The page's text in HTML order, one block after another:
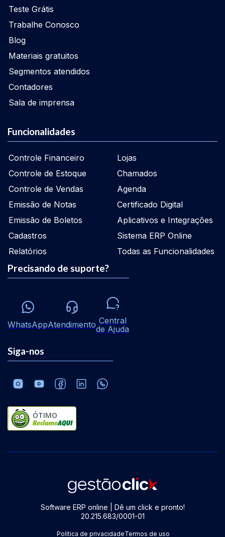
Teste Grátis
Trabalhe Conosco
Blog
Materiais gratuitos
Segmentos atendidos
Contadores
Sala de imprensa
Funcionalidades
Controle Financeiro
Controle de Estoque
Controle de Vendas
Emissão de Notas
Emissão de Boletos
Cadastros
Relatórios
Lojas
Chamados
Agenda
Certificado Digital
Aplicativos e Integrações
Sistema ERP Online
Todas as Funcionalidades
Precisando de suporte?
WhatsAppAtendimento Central
de Ajuda
Siga-nos
ÓTIMO
Software ERP online | Dê um click e pronto!
20.215.683/0001-01
Política de privacidadeTermos de uso